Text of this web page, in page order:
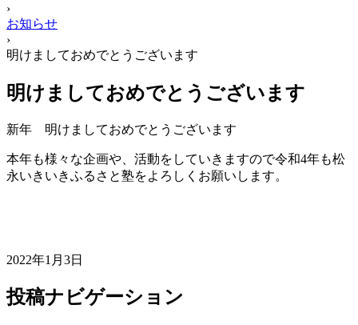
›
お知らせ
›
明けましておめでとうございます
明けましておめでとうございます
新年 明けましておめでとうございます
本年も様々な企画や、活動をしていきますので令和4年も松
永いきいきふるさと塾をよろしくお願いします。
2022年1月3日
投稿ナビゲーション